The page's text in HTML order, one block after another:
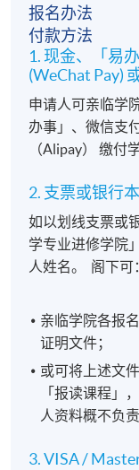
报名办法
付款方法
1. 现金、「易
(WeChat Pay)
申请人可亲临学
办事」、微信支
（Alipay） 缴付
2. 支票或银行
如以划线支票或
学专业进修学院
人姓名。 阁下可
亲临学院各报
证明文件；
或可将上述文
「报读课程」
人资料概不负责
3. VISA /